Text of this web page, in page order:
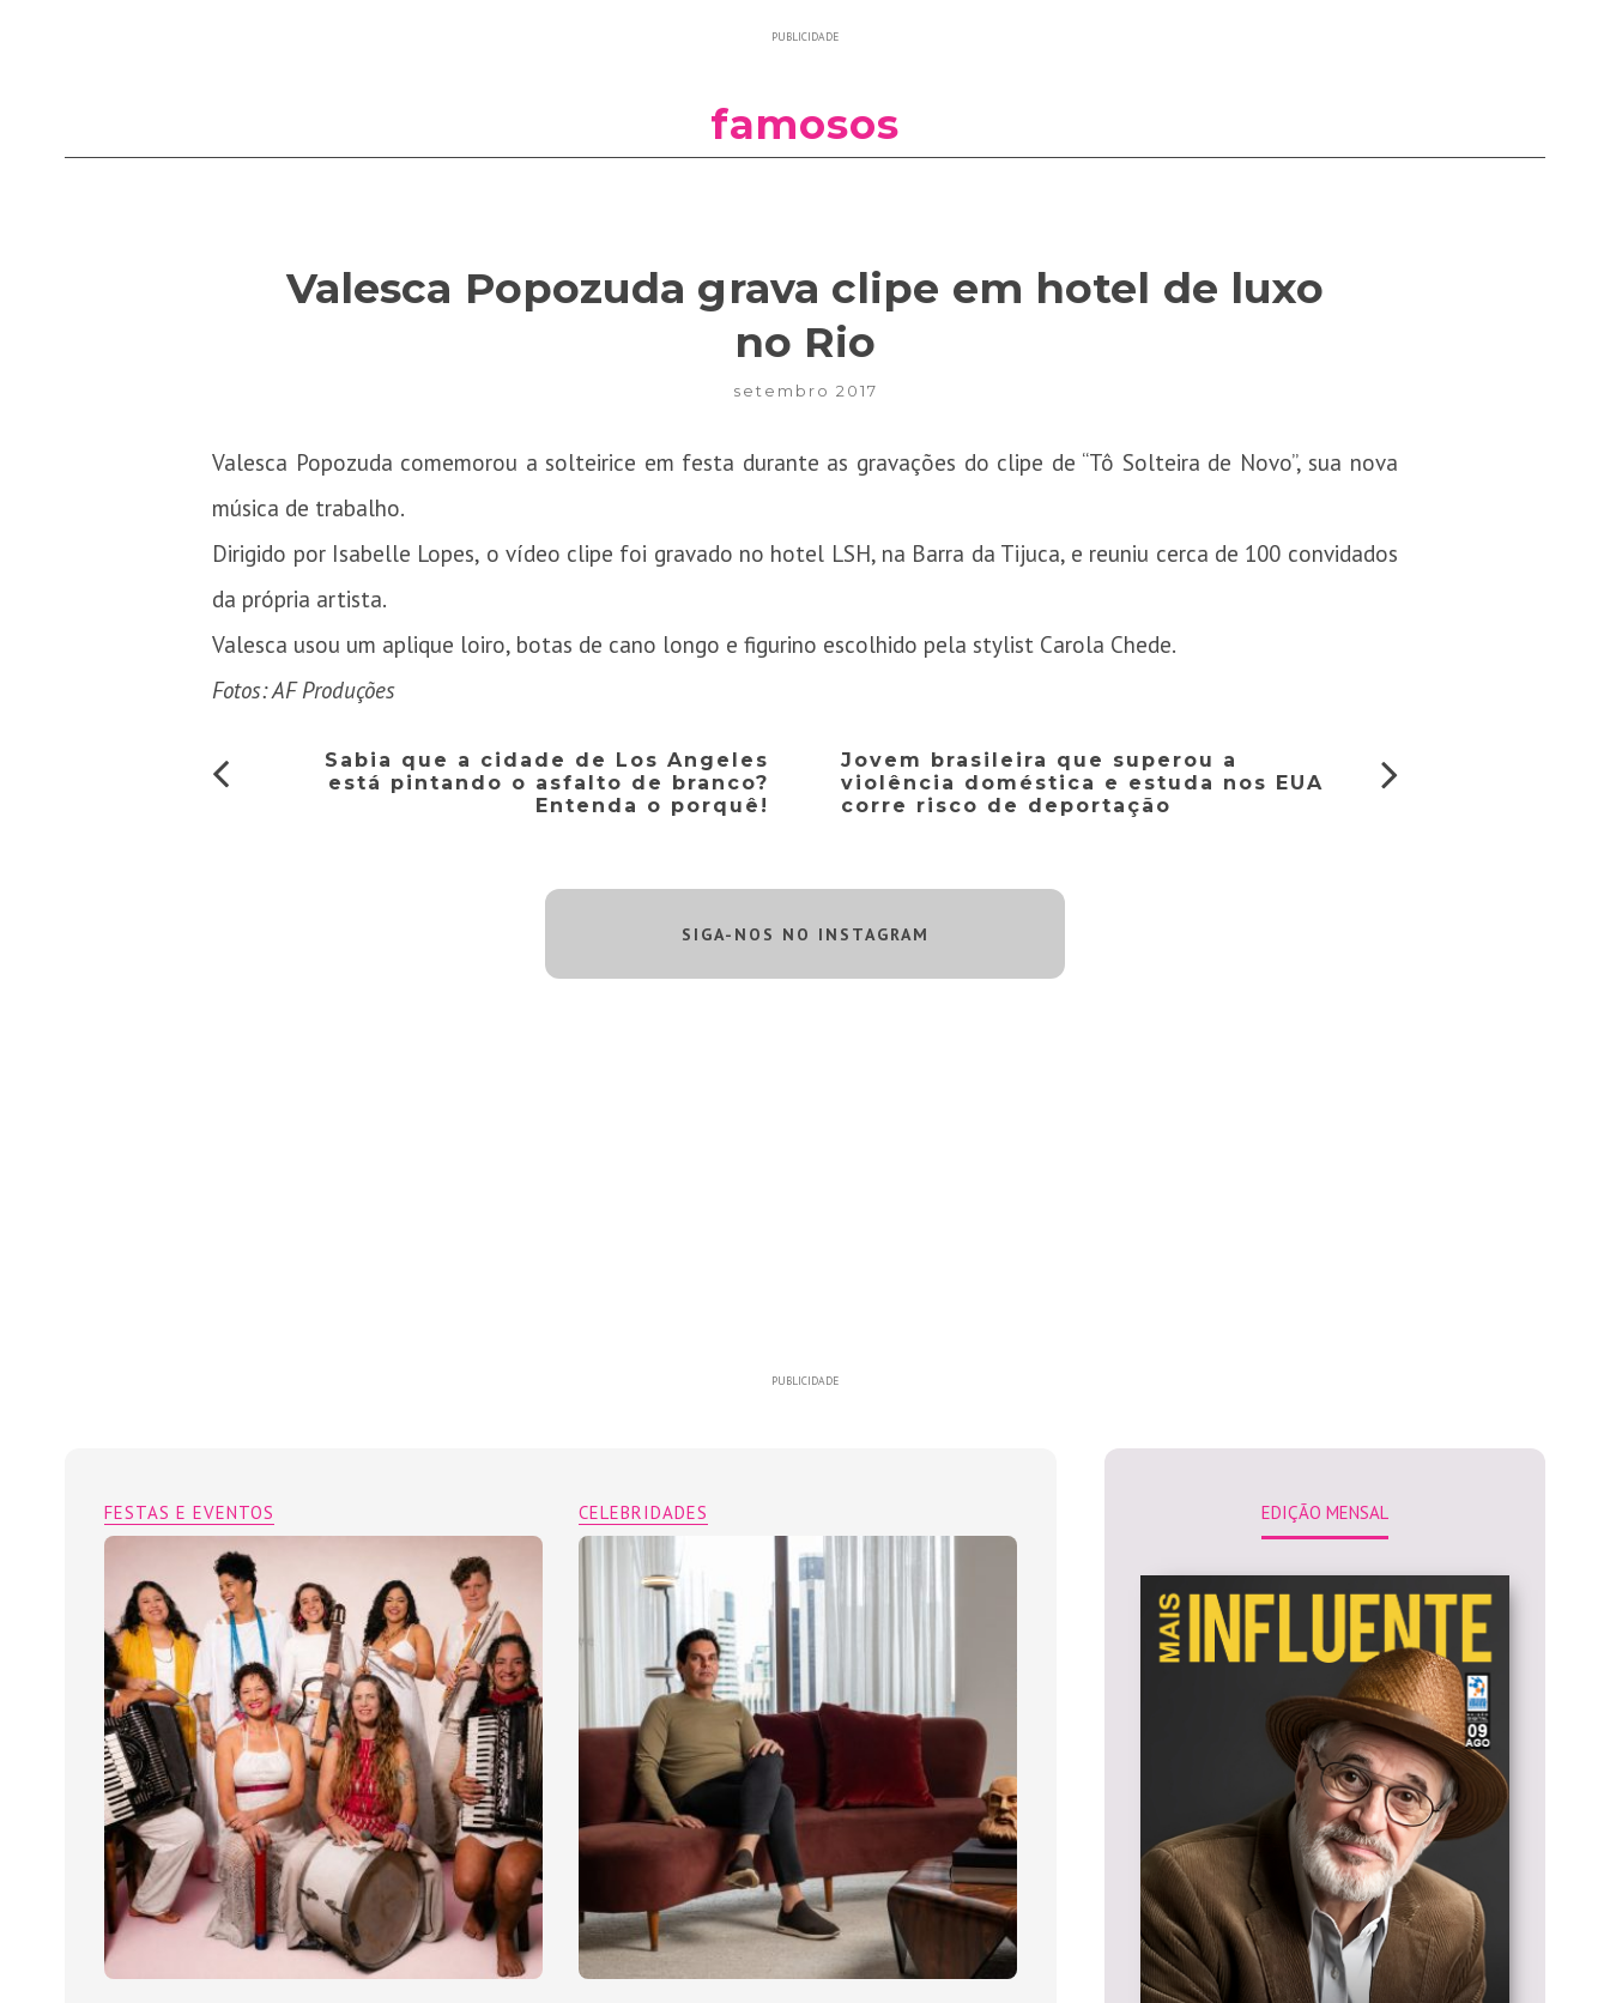
PUBLICIDADE
famosos
Valesca Popozuda grava clipe em hotel de luxo
no Rio
setembro 2017
Valesca Popozuda comemorou a solteirice em festa durante as gravações do clipe de “Tô Solteira de Novo”, sua nova
música de trabalho.
Dirigido por Isabelle Lopes, o vídeo clipe foi gravado no hotel LSH, na Barra da Tijuca, e reuniu cerca de 100 convidados
da própria artista.
Valesca usou um aplique loiro, botas de cano longo e figurino escolhido pela stylist Carola Chede.
Fotos: AF Produções
Sabia que a cidade de Los Angeles
está pintando o asfalto de branco?
Entenda o porquê!
Jovem brasileira que superou a
violência doméstica e estuda nos EUA
corre risco de deportação
SIGA-NOS NO INSTAGRAM
PUBLICIDADE
CELEBRIDADES
FESTAS E EVENTOS EDIÇÃO MENSAL